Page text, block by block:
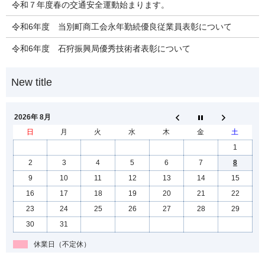
令和７年度春の交通安全運動始まります。
令和6年度 当別町商工会永年勤続優良従業員表彰について
令和6年度 石狩振興局優秀技術者表彰について
2026年 8月
日
月 火 水 木 金
土
1
2
3 4 5 6 7
8
9
10 11 12 13 14
15
16
17 18 19 20 21
22
23
24 25 26 27 28
29
30
31
休業日（不定休）